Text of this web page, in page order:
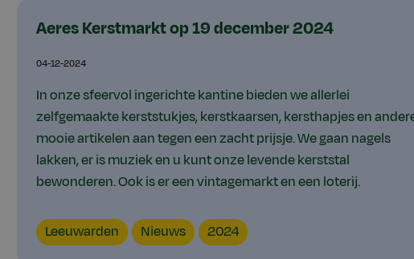
Aeres Kerstmarkt op 19 december 2024
04-12-2024
In onze sfeervol ingerichte kantine bieden we allerlei
zelfgemaakte kerststukjes, kerstkaarsen, kersthapjes en
mooie artikelen aan tegen een zacht prijsje. We gaan nagels
lakken, er is muziek en u kunt onze levende kerststal
bewonderen. Ook is er een vintagemarkt en een loterij.
Locatie
Leeuwarden
Content
type
Nieuws Jaar
2024